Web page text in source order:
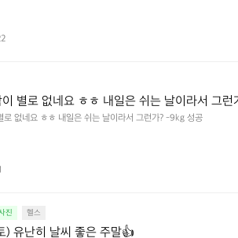
별로 없네요 ㅎㅎ 내일은 쉬는 날이라서 그
로 없네요 ㅎㅎ 내일은 쉬는 날이라서 그런가? -9kg 성공
진 헬스
) 유난히 날씨 좋은 주말👍